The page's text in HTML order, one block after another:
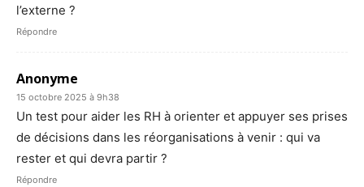
l’externe ?
Répondre
Anonyme
15 octobre 2025 à 9h38
Un test pour aider les RH à orienter et appuyer ses prises
de décisions dans les réorganisations à venir : qui va
rester et qui devra partir ?
Répondre